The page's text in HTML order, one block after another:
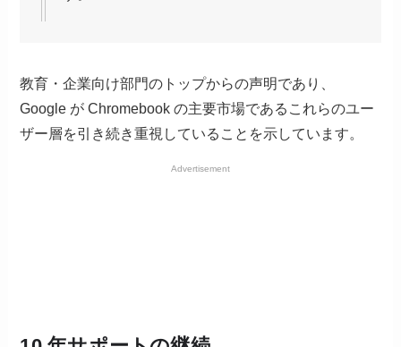
教育・企業向け部門のトップからの声明であり、
Google が Chromebook の主要市場であるこれらのユー
ザー層を引き続き重視していることを示しています。
Advertisement